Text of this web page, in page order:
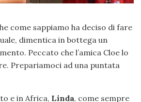
come sappiamo ha deciso di fare
dimentica in bottega un
Peccato che l’amica Cloe lo
Prepariamoci ad una puntata
e in Africa, Linda, come sempre